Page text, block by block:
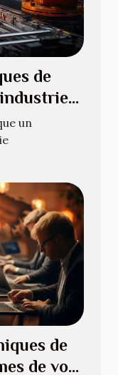
de
un
de
de vote